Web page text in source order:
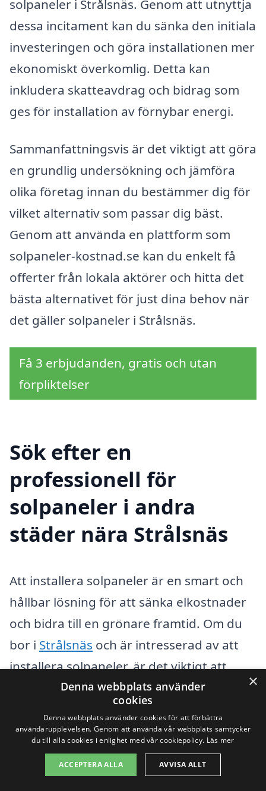
solpaneler i Strålsnäs. Genom att utnyttja
dessa incitament kan du sänka den initiala
investeringen och göra installationen mer
ekonomiskt överkomlig. Detta kan
inkludera skatteavdrag och bidrag som
ges för installation av förnybar energi.
Sammanfattningsvis är det viktigt att göra
en grundlig undersökning och jämföra
olika företag innan du bestämmer dig för
vilket alternativ som passar dig bäst.
Genom att använda en plattform som
solpaneler-kostnad.se kan du enkelt få
offerter från lokala aktörer och hitta det
bästa alternativet för just dina behov när
det gäller solpaneler i Strålsnäs.
Få 3 erbjudanden, gratis och utan
förpliktelser
Sök efter en
professionell för
solpaneler i andra
städer nära Strålsnäs
Att installera solpaneler är en smart och
hållbar lösning för att sänka elkostnader
och bidra till en grönare framtid. Om du
bor i Strålsnäs och är intresserad av att
installera solpaneler, är det viktigt att
hitta rätt företag som kan hjälpa dig.
Genom att söka efter professionella inom
området kan du få tillgång till expertis och
konkurrenskraftiga offerter. I närheten av
Strålsnäsfinns flera städer där du enkelt
×
Denna webbplats använder
cookies
Denna webbplats använder cookies för att förbättra
användarupplevelsen. Genom att använda vår webbplats samtycker
du till alla cookies i enlighet med vår cookiepolicy. Läs mer
ACCEPTERA ALLA AVVISA ALLT